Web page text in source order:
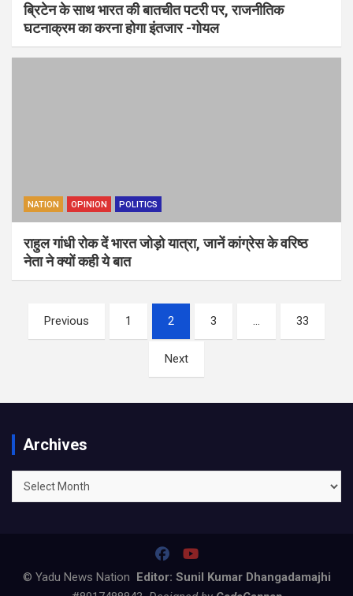
ब्रिटेन के साथ भारत की बातचीत पटरी पर, राजनीतिक
घटनाक्रम का करना होगा इंतजार -गोयल
NATION OPINION POLITICS
राहुल गांधी रोक दें भारत जोड़ो यात्रा, जानें कांग्रेस के वरिष्ठ
नेता ने क्यों कही ये बात
Posts
pagination
Previous 1 2 3 … 33
Next
Archives
Archives
© Yadu News Nation Editor: Sunil Kumar Dhangadamajhi